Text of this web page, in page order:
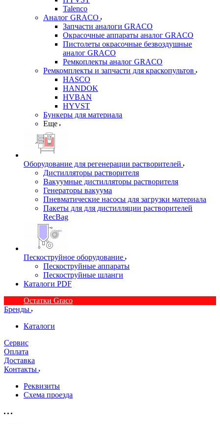
Talenco
Аналог GRACO
Запчасти аналоги GRACO
Окрасочные аппараты аналог GRACO
Пистолеты окрасочные безвоздушные
аналог GRACO
Ремкоплекты аналог GRACO
Ремкомплекты и запчасти для краскопультов
HASCO
HANDOK
HVBAN
HYVST
Бункеры для материала
Еще
Оборудование для регенерации растворителей
Дистилляторы растворителя
Вакуумные дистилляторы растворителя
Генераторы вакуума
Пневматические насосы для загрузки материала
Пакеты для для дистилляции растворителей
RecBag
Пескоструйное оборудование
Пескоструйные аппараты
Пескоструйные шланги
Каталоги PDF
Остатки Graco
Бренды
Каталоги
Сервис
Оплата
Доставка
Контакты
Реквизиты
Схема проезда